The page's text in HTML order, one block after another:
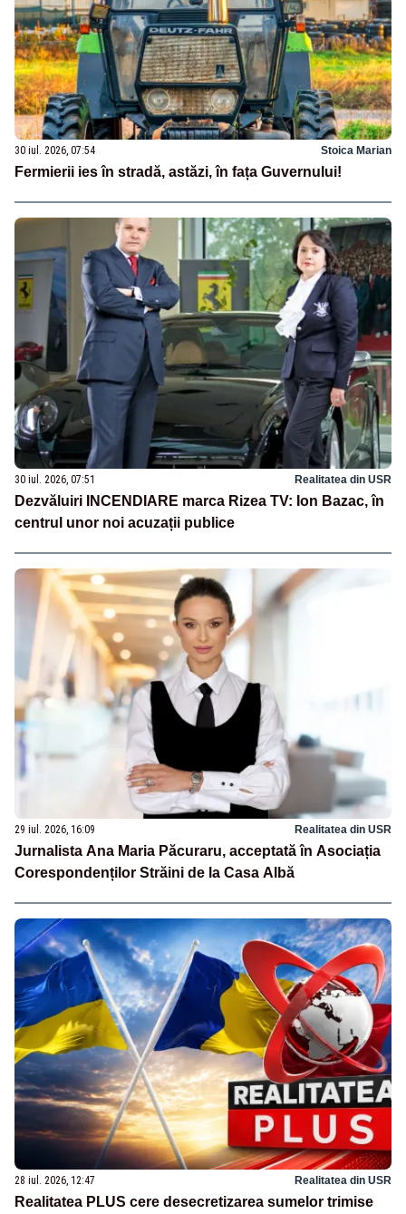
30 iul. 2026, 07:54 Stoica Marian
Fermierii ies în stradă, astăzi, în fața Guvernului!
30 iul. 2026, 07:51 Realitatea din USR
Dezvăluiri INCENDIARE marca Rizea TV: Ion Bazac, în
centrul unor noi acuzații publice
29 iul. 2026, 16:09 Realitatea din USR
Jurnalista Ana Maria Păcuraru, acceptată în Asociația
Corespondenților Străini de la Casa Albă
28 iul. 2026, 12:47 Realitatea din USR
Realitatea PLUS cere desecretizarea sumelor trimise